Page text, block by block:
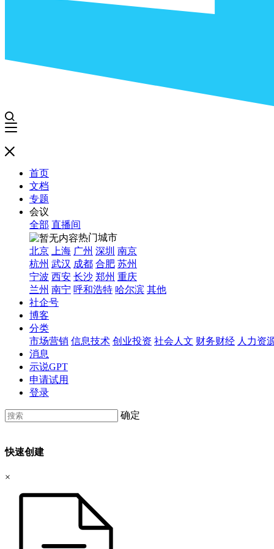
首页
文档
专题
会议
全部 直播间
热门城市
北京
上海 广州 深圳 南京
杭州 武汉 成都 合肥 苏州
宁波 西安 长沙 郑州 重庆
兰州 南宁 呼和浩特 哈尔滨 其他
社企号
博客
分类
市场营销 信息技术 创业投资 社会人文 财务财经 人力资
消息
示说GPT
申请试用
登录
确定
快速创建
×